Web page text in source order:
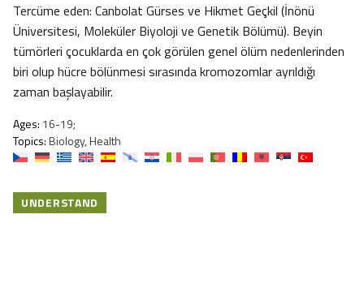
Tercüme eden: Canbolat Gürses ve Hikmet Geçkil (İnönü
Üniversitesi, Moleküler Biyoloji ve Genetik Bölümü). Beyin
tümörleri çocuklarda en çok görülen genel ölüm nedenlerinden
biri olup hücre bölünmesi sırasında kromozomlar ayrıldığı
zaman başlayabilir.
Ages: 16-19;
Topics:Biology, Health
UNDERSTAND